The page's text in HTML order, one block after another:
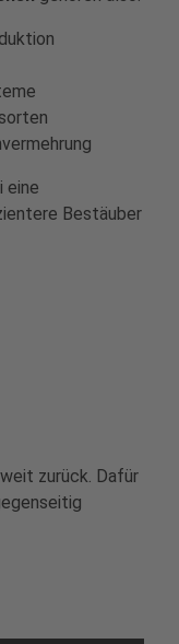
eine
Bestäuber
zurück. Dafür